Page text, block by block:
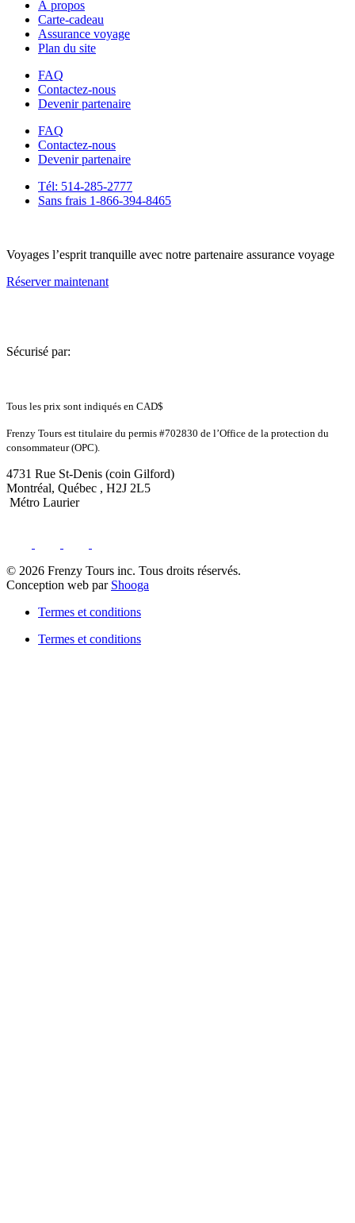
À propos
Carte-cadeau
Assurance voyage
Plan du site
FAQ
Contactez-nous
Devenir partenaire
FAQ
Contactez-nous
Devenir partenaire
Tél: 514-285-2777
Sans frais 1-866-394-8465
Voyages l’esprit tranquille avec notre partenaire assurance voyage
Réserver maintenant
Sécurisé par:
Tous les prix sont indiqués en CAD$
Frenzy Tours est titulaire du permis #702830 de l’Office de la protection du
consommateur (OPC).
4731 Rue St-Denis (coin Gilford)
Montréal, Québec , H2J 2L5
Métro Laurier
© 2026 Frenzy Tours inc. Tous droits réservés.
Conception web par Shooga
Termes et conditions
Termes et conditions